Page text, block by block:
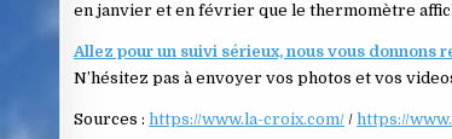
en janvier et en février que le thermomètre
Allez pour un suivi sérieux, nous vous donnons
N’hésitez pas à envoyer vos photos et vos
Sources :https://www.la-croix.com/ /https://